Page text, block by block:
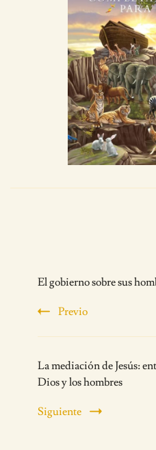
Navigation
El gobierno sobre sus
Previo
La mediación de Jesús:
Dios y los hombres
Siguiente